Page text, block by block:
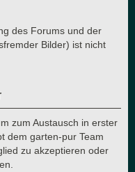
des Forums und der
Bilder) ist nicht
zum Austausch in erster
dem garten-pur Team
zu akzeptieren oder